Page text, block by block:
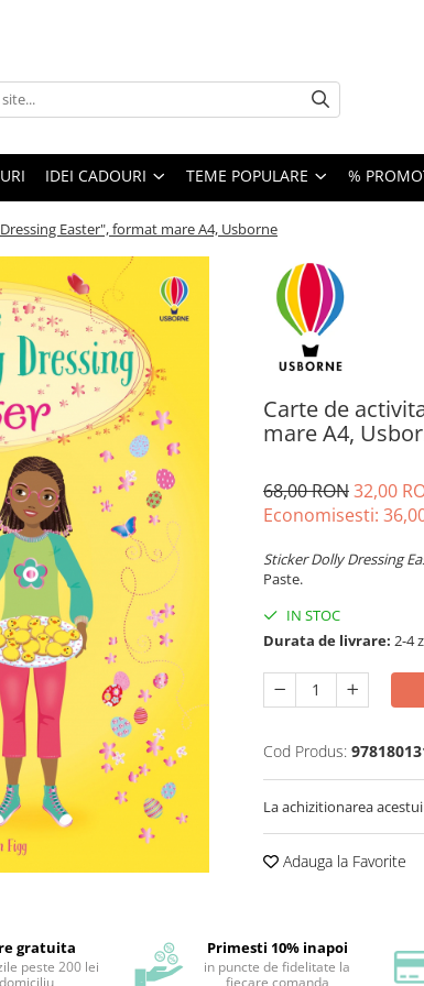
IDEI CADOURI TEME POPULARE %
Easter", format mare A4, Usborne
Carte de
mare A4,
68,00 RON32,00
Economisesti:
Sticker Dolly Dressing
Paste.
IN STOC
Durata de livrare: 2-4
Cod Produs:
La achizitionarea
Adauga la Favorite
gratuita
peste 200 lei
Primesti 10% inapoi
in puncte de fidelitate la
fiecare comanda